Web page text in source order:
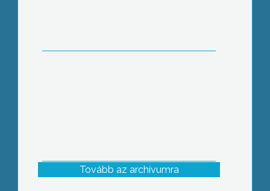
Tovább az archívumra